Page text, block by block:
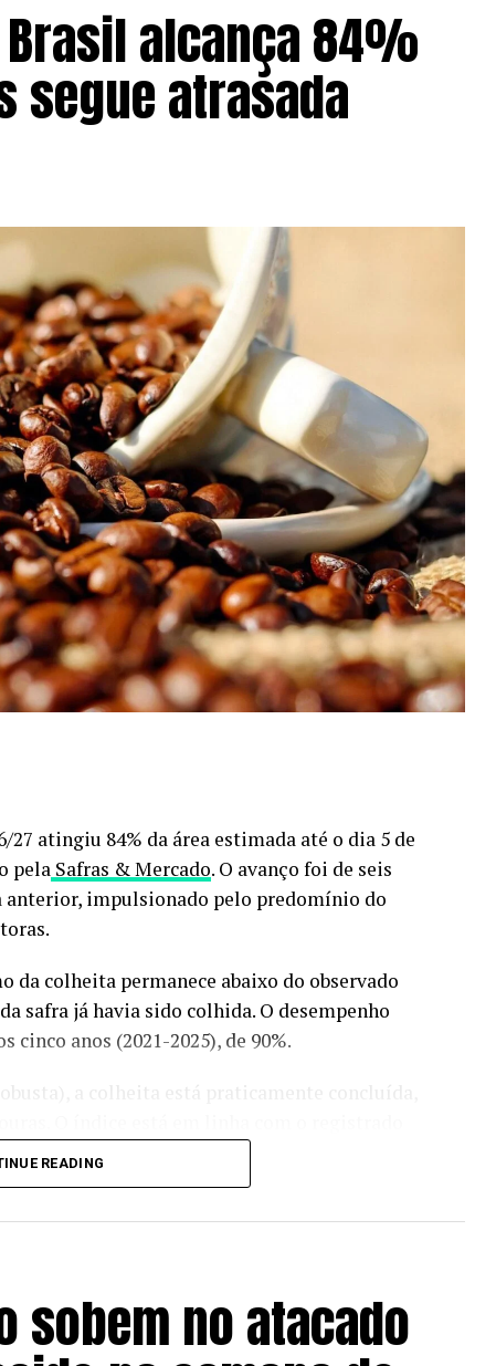
alcança 84%
segue atrasada
27 atingiu 84% da área estimada até o dia 5 de
pela Safras & Mercado. O avanço foi de seis
anterior, impulsionado pelo predomínio do
da colheita permanece abaixo do observado
safra já havia sido colhida. O desempenho
anos (2021-2025), de 90%.
da média histórica de 98%.
significativo na última semana,
climáticas mais secas favoreceram a
abaixo dos 91% registrados na mesma
READING
sobem no atacado